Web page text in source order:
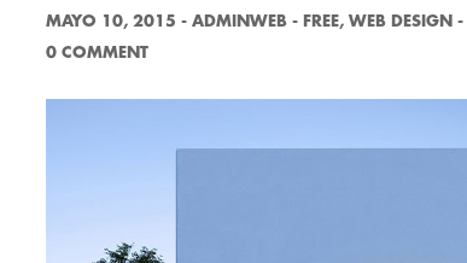
MAYO 10, 2015 - ADMINWEB - FREE, WEB DESIGN -
0 COMMENT